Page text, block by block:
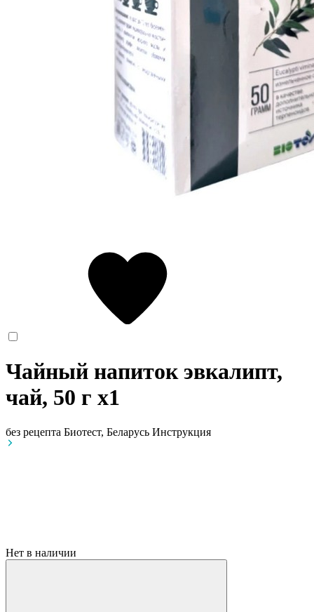
Чайный напиток эвкалипт,
чай, 50 г x1
без рецепта Биотест, Беларусь Инструкция
Нет в наличии